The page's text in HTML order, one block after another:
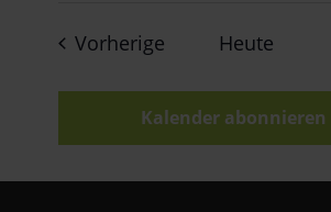
Vorherige Veranstaltungen
Heute
Kalender abonnieren